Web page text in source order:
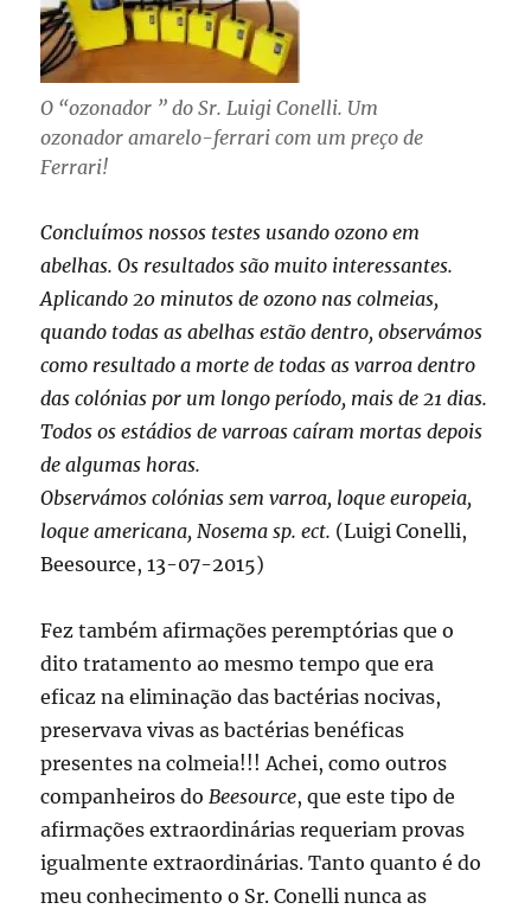
O “ozonador ” do Sr. Luigi Conelli. Um
ozonador amarelo-ferrari com um preço de
Ferrari!
Concluímos nossos testes usando ozono em
abelhas. Os resultados são muito interessantes.
Aplicando 20 minutos de ozono nas colmeias,
quando todas as abelhas estão dentro, observámos
como resultado a morte de todas as varroa dentro
das colónias por um longo período, mais de 21 dias.
Todos os estádios de varroas caíram mortas depois
de algumas horas.
Observámos colónias sem varroa, loque europeia,
loque americana, Nosema sp. ect. (Luigi Conelli,
Beesource, 13-07-2015)
Fez também afirmações peremptórias que o
dito tratamento ao mesmo tempo que era
eficaz na eliminação das bactérias nocivas,
preservava vivas as bactérias benéficas
presentes na colmeia!!! Achei, como outros
companheiros do Beesource, que este tipo de
afirmações extraordinárias requeriam provas
igualmente extraordinárias. Tanto quanto é do
meu conhecimento o Sr. Conelli nunca as